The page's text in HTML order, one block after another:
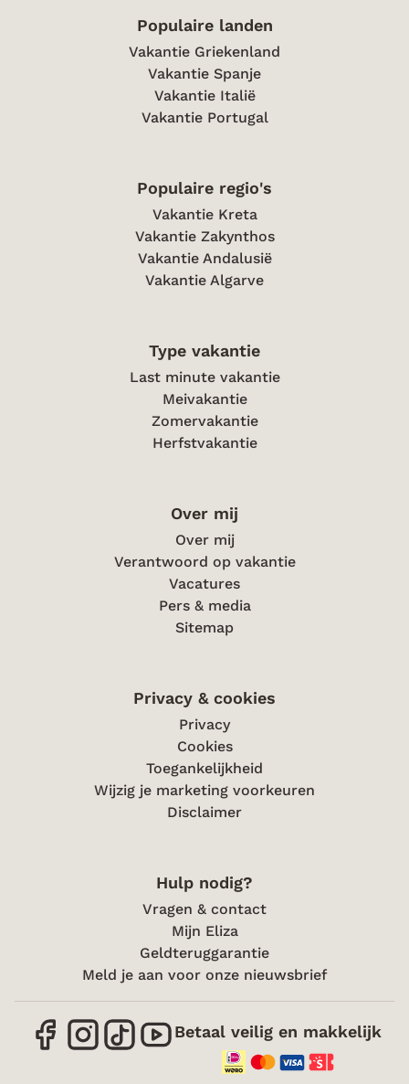
Populaire landen
Vakantie Griekenland
Vakantie Spanje
Vakantie Italië
Vakantie Portugal
Populaire regio's
Vakantie Kreta
Vakantie Zakynthos
Vakantie Andalusië
Vakantie Algarve
Type vakantie
Last minute vakantie
Meivakantie
Zomervakantie
Herfstvakantie
Over mij
Over mij
Verantwoord op vakantie
Vacatures
Pers & media
Sitemap
Privacy & cookies
Privacy
Cookies
Toegankelijkheid
Wijzig je marketing voorkeuren
Disclaimer
Hulp nodig?
Vragen & contact
Mijn Eliza
Geldteruggarantie
Meld je aan voor onze nieuwsbrief
Betaal veilig en makkelijk